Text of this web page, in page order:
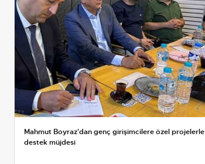
Mahmut Boyraz'dan genç girişimcilere özel projelerle
destek müjdesi